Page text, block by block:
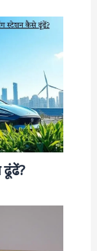
ढूंढें?